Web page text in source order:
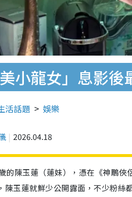
美小龍女」息影
活話題 娛樂
2026.04.18
的陳玉蓮（蓮妹），憑在《神鵰
陳玉蓮就鮮少公開露面，不少粉絲